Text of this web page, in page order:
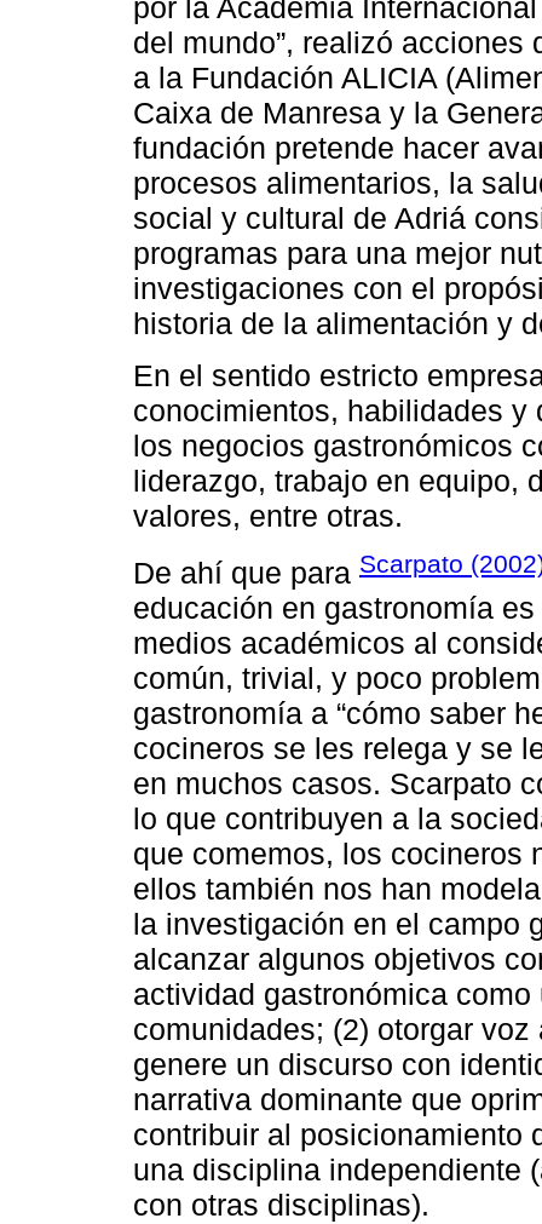
por la Academia
del mundo”, realizó
a la Fundación ALICIA
Caixa de Manresa y la
fundación pretende hacer
procesos alimentarios, la
social y cultural de Adriá
programas para una mejor
investigaciones con el
historia de la alimentación y
En el sentido estricto
conocimientos, habilidades
los negocios gastronómicos
liderazgo, trabajo en equipo,
valores, entre otras.
De ahí que para Scarpato
educación en gastronomía
medios académicos al
común, trivial, y poco
gastronomía a “cómo saber
cocineros se les relega y se
en muchos casos. Scarpato
lo que contribuyen a la
que comemos, los cocineros
ellos también nos han
la investigación en el campo
alcanzar algunos objetivos
actividad gastronómica
comunidades; (2) otorgar
genere un discurso con
narrativa dominante que
contribuir al posicionamiento
una disciplina independiente
con otras disciplinas).